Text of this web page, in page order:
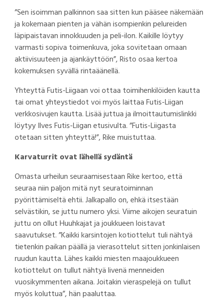
”Sen isoimman palkinnon saa sitten kun pääsee näkemään
ja kokemaan pienten ja vähän isompienkin pelureiden
läpipaistavan innokkuuden ja peli-ilon. Kaikille löytyy
varmasti sopiva toimenkuva, joka sovitetaan omaan
aktiivisuuteen ja ajankäyttöön”, Risto osaa kertoa
kokemuksen syvällä rintaäänellä.
Yhteyttä Futis-Liigaan voi ottaa toimihenkilöiden kautta
tai omat yhteystiedot voi myös laittaa Futis-Liigan
verkkosivujen kautta. Lisää juttua ja ilmoittautumislinkki
löytyy Ilves Futis-Liigan etusivulta. ”Futis-Liigasta
otetaan sitten yhteyttä!”, Rike muistuttaa.
Karvaturrit ovat lähellä sydäntä
Omasta urheilun seuraamisestaan Rike kertoo, että
seuraa niin paljon mitä nyt seuratoiminnan
pyörittämiseltä ehtii. Jalkapallo on, ehkä itsestään
selvästikin, se juttu numero yksi. Viime aikojen seuratuin
juttu on ollut Huuhkajat ja joukkueen loistavat
saavutukset. ”Kaikki karsintojen kotiottelut tuli nähtyä
tietenkin paikan päällä ja vierasottelut sitten jonkinlaisen
ruudun kautta. Lähes kaikki miesten maajoukkueen
kotiottelut on tullut nähtyä livenä menneiden
vuosikymmenten aikana. Joitakin vieraspelejä on tullut
myös koluttua”, hän paaluttaa.